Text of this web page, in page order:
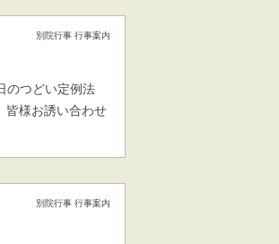
別院行事 行事案内
のつどい定例法
皆様お誘い合わせ
別院行事 行事案内